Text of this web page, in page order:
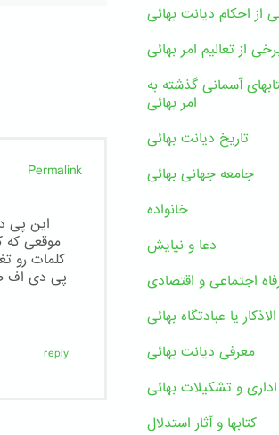
Permalink
این پی
موقعی
کلمات رو
پی دی اف
reply
از احکام دیانت بهائی
از تعالیم امر بهائی
آسمانی گذشته به
امر بهائی
تاریخ دیانت بهائی
جامعه جهانی بهائی
خانواده
دعا و نیایش
اجتماعی و اقتصادی
یا عبادتگاه بهائی
معرفی دیانت بهائی
و تشکیلات بهائی
کتابها و آثار استدلال